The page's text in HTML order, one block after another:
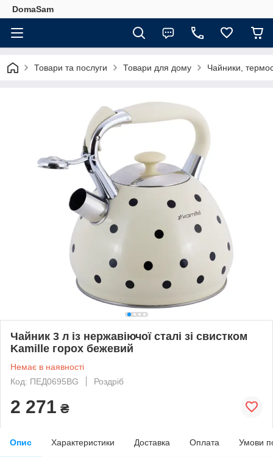
DomaSam
Товари та послуги Товари для дому Чайники,
Чайник 3 л із нержавіючої сталі зі свистком
Kamille горох бежевий
Немає в наявності
Код: ПЕД0695BG
Роздріб
2 271 ₴
Опис Характеристики Доставка Оплата Умови